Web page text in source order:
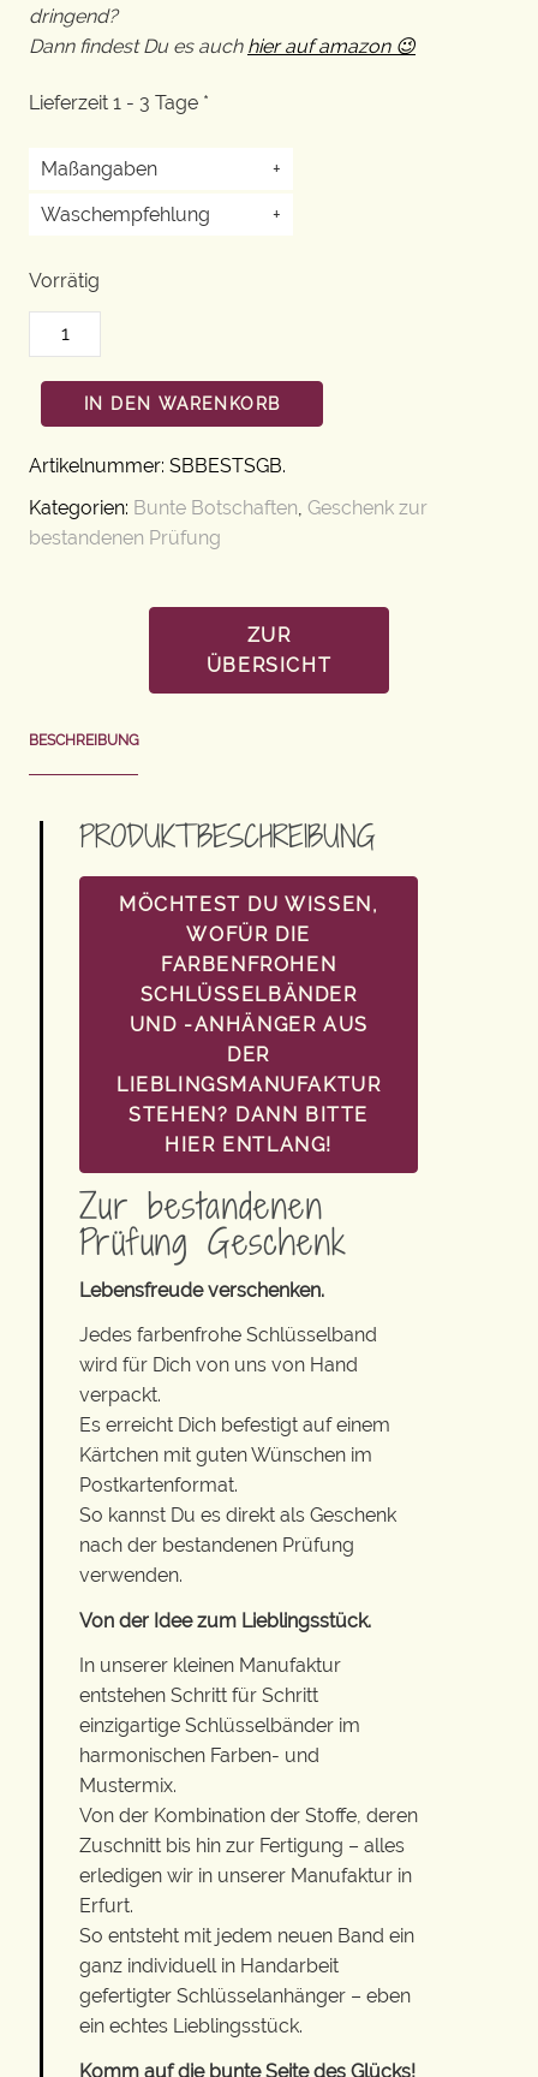
dringend?
Dann findest Du es auch hier auf amazon 😉
Lieferzeit 1 - 3 Tage *
Maßangaben
+
Waschempfehlung
+
Vorrätig
IN DEN WARENKORB
Artikelnummer: SBBESTSGB.
Kategorien: Bunte Botschaften, Geschenk zur
bestandenen Prüfung
ZUR
ÜBERSICHT
BESCHREIBUNG
PRODUKTBESCHREIBUNG
MÖCHTEST DU WISSEN,
WOFÜR DIE
FARBENFROHEN
SCHLÜSSELBÄNDER
UND -ANHÄNGER AUS
DER
LIEBLINGSMANUFAKTUR
STEHEN? DANN BITTE
HIER ENTLANG!
Zur bestandenen
Prüfung Geschenk
Lebensfreude verschenken.
Jedes farbenfrohe Schlüsselband
wird für Dich von uns von Hand
verpackt.
Es erreicht Dich befestigt auf einem
Kärtchen mit guten Wünschen im
Postkartenformat.
So kannst Du es direkt als Geschenk
nach der bestandenen Prüfung
verwenden.
Von der Idee zum Lieblingsstück.
In unserer kleinen Manufaktur
entstehen Schritt für Schritt
einzigartige Schlüsselbänder im
harmonischen Farben- und
Mustermix.
Von der Kombination der Stoffe, deren
Zuschnitt bis hin zur Fertigung – alles
erledigen wir in unserer Manufaktur in
Erfurt.
So entsteht mit jedem neuen Band ein
ganz individuell in Handarbeit
gefertigter Schlüsselanhänger – eben
ein echtes Lieblingsstück.
Komm auf die bunte Seite des Glücks!